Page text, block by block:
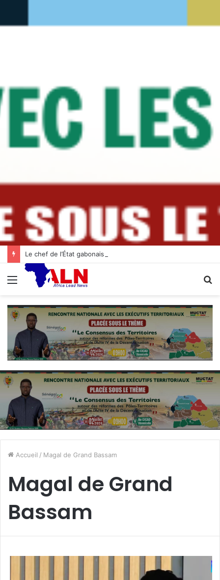
Menu
Accueil / Magal de Grand Bassam
Magal de Grand
Bassam